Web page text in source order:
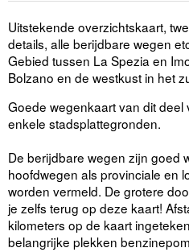
Uitstekende overzichtskaart,
details, alle berijdbare wegen
Gebied tussen La Spezia en
Bolzano en de westkust in het
Goede wegenkaart van dit deel
enkele stadsplattegronden.
De berijdbare wegen zijn goed
hoofdwegen als provinciale en
worden vermeld. De grotere
je zelfs terug op deze kaart!
kilometers op de kaart
belangrijke plekken